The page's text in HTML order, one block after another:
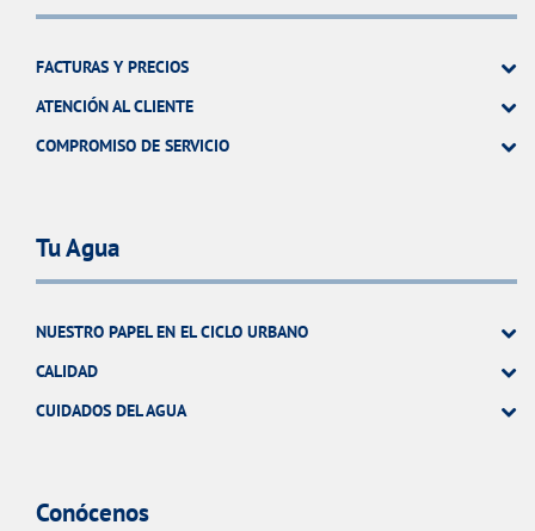
FACTURAS Y PRECIOS
ATENCIÓN AL CLIENTE
COMPROMISO DE SERVICIO
Tu Agua
NUESTRO PAPEL EN EL CICLO URBANO
CALIDAD
CUIDADOS DEL AGUA
Conócenos